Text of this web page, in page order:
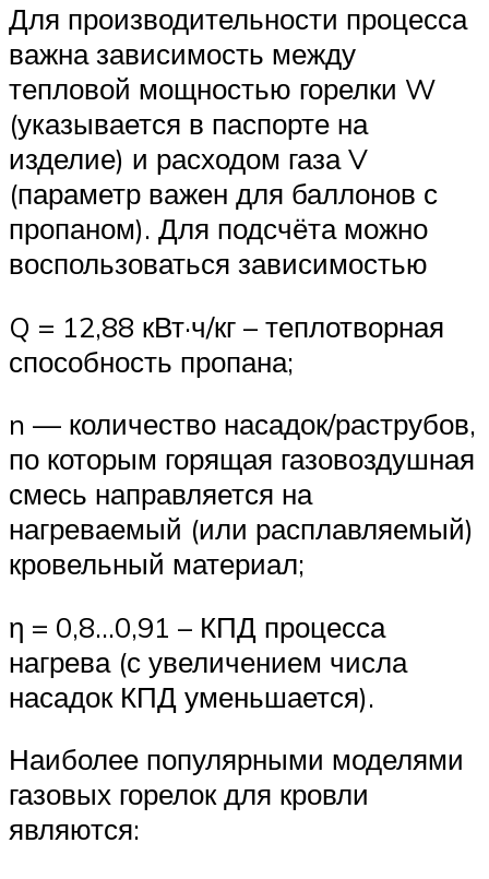
Для производительности процесса
важна зависимость между
тепловой мощностью горелки W
(указывается в паспорте на
изделие) и расходом газа V
(параметр важен для баллонов с
пропаном). Для подсчёта можно
воспользоваться зависимостью
Q = 12,88 кВт·ч/кг – теплотворная
способность пропана;
n — количество насадок/раструбов,
по которым горящая газовоздушная
смесь направляется на
нагреваемый (или расплавляемый)
кровельный материал;
η = 0,8…0,91 – КПД процесса
нагрева (с увеличением числа
насадок КПД уменьшается).
Наиболее популярными моделями
газовых горелок для кровли
являются: